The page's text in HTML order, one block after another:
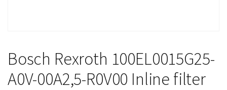
Bosch Rexroth 100EL0015G25-
A0V-00A2,5-R0V00 Inline filter